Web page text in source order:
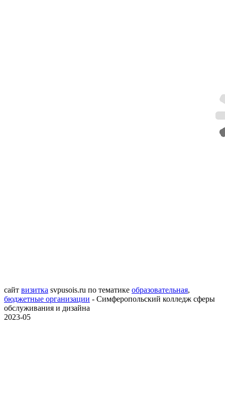
сайт визитка svpusois.ru по тематике образовательная,
бюджетные организации - Симферопольский колледж сферы
обслуживания и дизайна
2023-05